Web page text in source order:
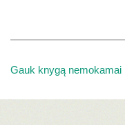
Gauk knygą nemokamai